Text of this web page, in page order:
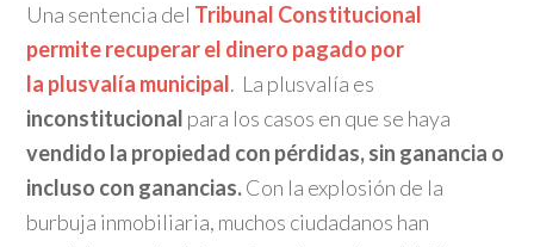
Una sentencia del Tribunal Constitucional
permiterecuperar el dinero pagado por
la plusvalía municipal. La plusvalía es
inconstitucional para los casos en que se haya
vendido la propiedad con pérdidas, sin ganancia o
incluso con ganancias.Con la explosión de la
burbuja inmobiliaria, muchos ciudadanos han